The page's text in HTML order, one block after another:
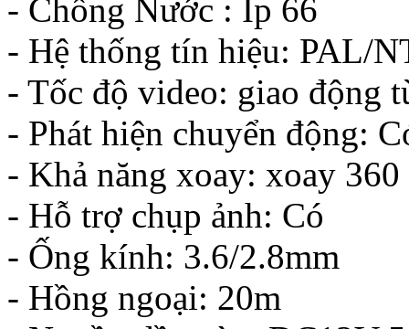
- Chống Nước : Ip 66
- Hệ thống tín hiệu: PAL/
- Tốc độ video: giao động
- Phát hiện chuyển động:
- Khả năng xoay: xoay 360
- Hỗ trợ chụp ảnh: Có
- Ống kính: 3.6/2.8mm
- Hồng ngoại: 20m